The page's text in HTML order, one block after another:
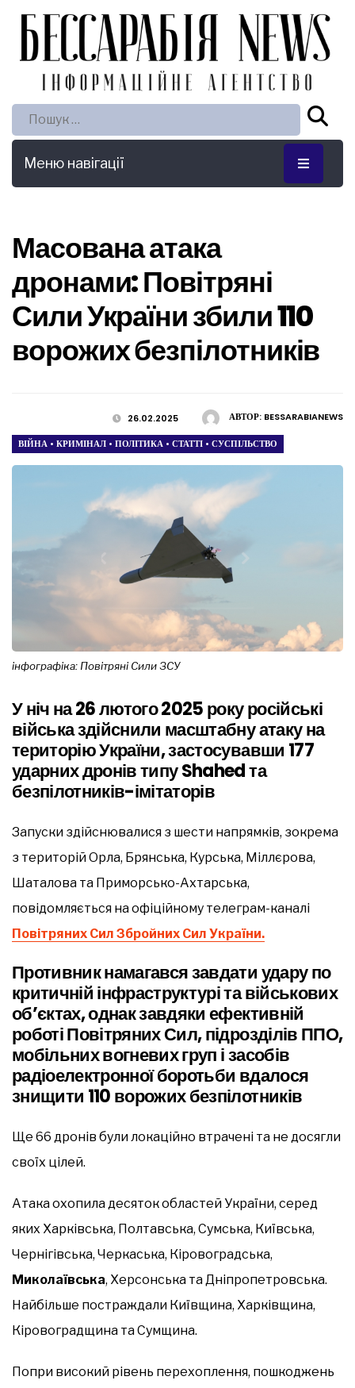
Пошук:
Меню навігації
Масована атака
дронами: Повітряні
Сили України збили 110
ворожих безпілотників
АВТОР: BESSARABIANEWS
26.02.2025
ВІЙНА • КРИМІНАЛ • ПОЛІТИКА • СТАТТІ • СУСПІЛЬСТВО
інфографіка: Повітряні Сили ЗСУ
У ніч на 26 лютого 2025 року російські
війська здійснили масштабну атаку на
територію України, застосувавши 177
ударних дронів типу Shahed та
безпілотників-імітаторів
Запуски здійснювалися з шести напрямків, зокрема
з територій Орла, Брянська, Курська, Міллєрова,
Шаталова та Приморсько-Ахтарська,
повідомляється на офіційному телеграм-каналі
Повітряних Сил Збройних Сил України.
Противник намагався завдати удару по
критичній інфраструктурі та військових
об’єктах, однак завдяки ефективній
роботі Повітряних Сил, підрозділів ППО,
мобільних вогневих груп і засобів
радіоелектронної боротьби вдалося
знищити 110 ворожих безпілотників
Ще 66 дронів були локаційно втрачені та не досягли
своїх цілей.
Атака охопила десяток областей України, серед
яких Харківська, Полтавська, Сумська, Київська,
Чернігівська, Черкаська, Кіровоградська,
Миколаївська, Херсонська та Дніпропетровська.
Найбільше постраждали Київщина, Харківщина,
Кіровоградщина та Сумщина.
Попри високий рівень перехоплення, пошкоджень